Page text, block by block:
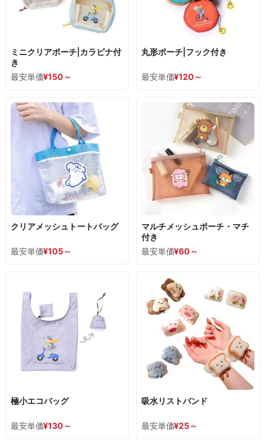
最安単価¥150 ～
ミニクリアポーチ|カラビナ付
き
最安単価¥120 ～
丸形ポーチ|フック付き
最安単価¥105～
クリアメッシュトートバッグ
最安単価¥60 ～
マルチメッシュポーチ・マチ
付き
最安単価¥130 ～
極小エコバッグ
最安単価¥25～
吸水リストバンド